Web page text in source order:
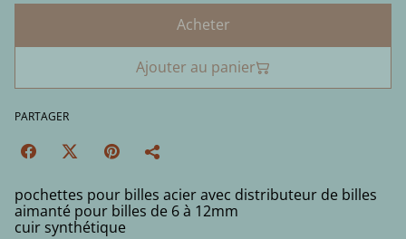
Acheter
Ajouter au panier
PARTAGER
pochettes pour billes acier avec distributeur de billes
aimanté pour billes de 6 à 12mm
cuir synthétique